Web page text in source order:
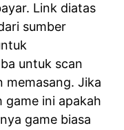
Link diatas
sumber
untuk scan
memasang. Jika
game ini apakah
game biasa